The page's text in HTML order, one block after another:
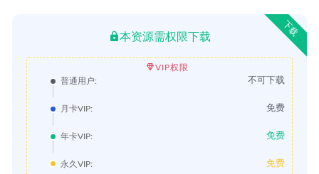
下载
本资源需权限下载
VIP权限
普通用户:
不可下载
月卡VIP: 免费
年卡VIP: 免费
永久VIP: 免费